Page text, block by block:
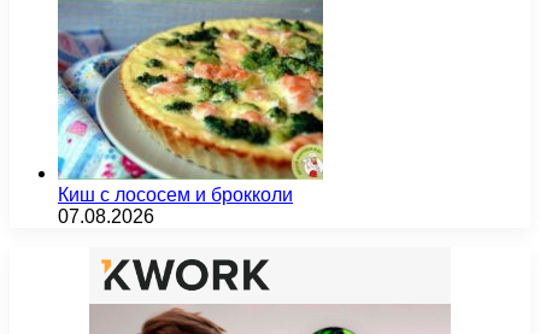
Киш с лососем и брокколи
07.08.2026